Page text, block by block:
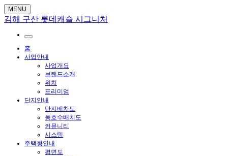
MENU
김해 구산 롯데캐슬 시그니처
홈
사업안내
사업개요
브랜드소개
위치
프리미엄
단지안내
단지배치도
동호수배치도
커뮤니티
시스템
주택형안내
평면도